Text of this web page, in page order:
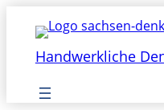
Handwerkliche